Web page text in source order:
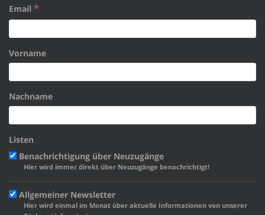
Email *
Vorname
Nachname
Listen
Benachrichtigung über Neuzugänge
Hier wird immer direkt über Neuzugänge benachrichtigt!
Allgemeiner Newsletter
Hier wird einmal im Monat über aktuelle Informationen von unserer